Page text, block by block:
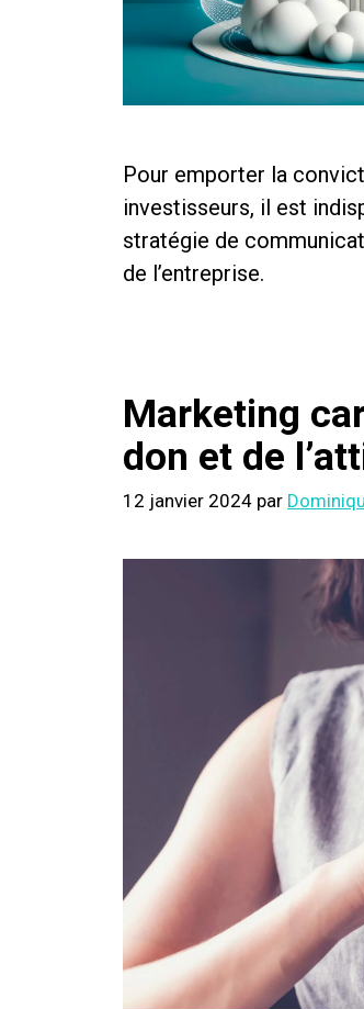
Pour emporter la
investisseurs, il est
stratégie de
de l’entreprise.
Marketing
don et de
12 janvier 2024 par